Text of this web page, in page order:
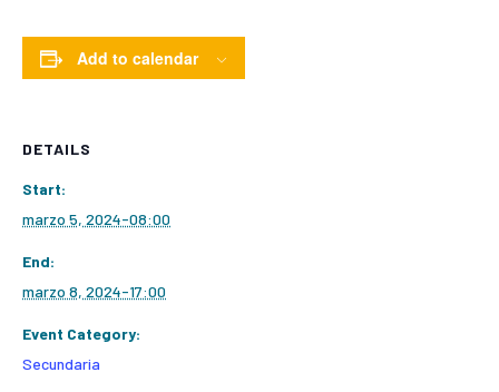
Add to calendar
DETAILS
Start:
marzo 5, 2024-08:00
End:
marzo 8, 2024-17:00
Event Category:
Secundaria